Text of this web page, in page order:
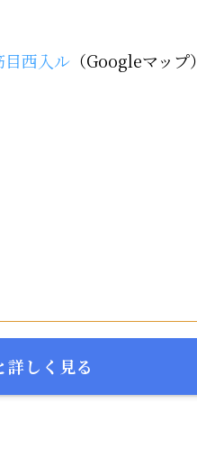
目西入ル （Googleマップ）
詳しく見る